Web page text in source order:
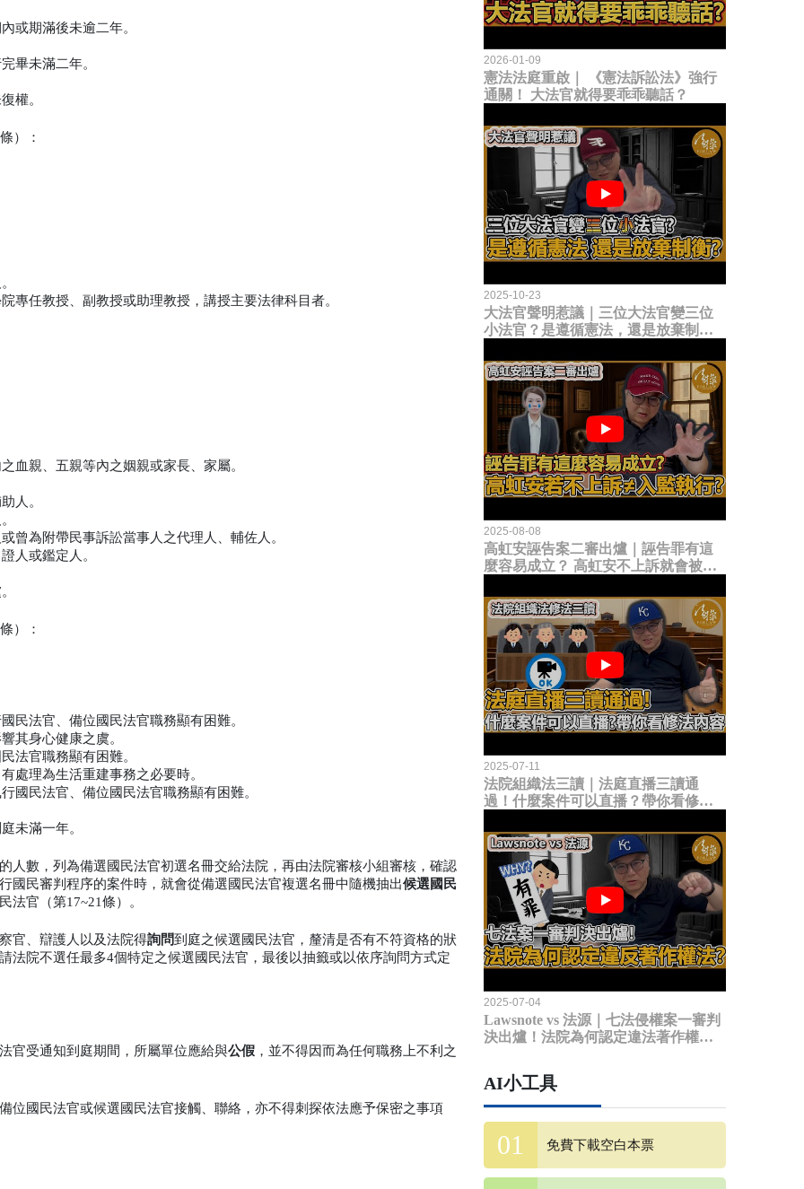
或期滿後未逾二年。
畢未滿二年。
權。
）：
專任教授、副教授或助理教授，講授主要法律科目者。
血親、五親等內之姻親或家長、家屬。
人。
曾為附帶民事訴訟當事人之代理人、輔佐人。
人或鑑定人。
）：
民法官、備位國民法官職務顯有困難。
其身心健康之虞。
法官職務顯有困難。
處理為生活重建事務之必要時。
國民法官、備位國民法官職務顯有困難。
未滿一年。
人數，列為備選國民法官初選名冊交給法院，再由法院審核小組審核，確認
國民審判程序的案件時，就會從備選國民法官複選名冊中隨機抽出候選國民
法官（第17~21條）。
官、辯護人以及法院得詢問到庭之候選國民法官，釐清是否有不符資格的狀
法院不選任最多4個特定之候選國民法官，最後以抽籤或以依序詢問方式定
官受通知到庭期間，所屬單位應給與公假 ，並不得因而為任何職務上不利之
位國民法官或候選國民法官接觸、聯絡，亦不得刺探依法應予保密之事項
2026-01-09
憲法法庭重啟｜ 《憲法訴訟法》強行
通關！ 大法官就得要乖乖聽話？
2025-10-23
大法官聲明惹議｜三位大法官變三位
小法官？是遵循憲法，還是放棄制衡
2025-08-08
高虹安誣告案二審出爐｜誣告罪有這
麼容易成立？ 高虹安不上訴就會被
2025-07-11
法院組織法三讀｜法庭直播三讀通
過！什麼案件可以直播？帶你看修法
2025-07-04
Lawsnote vs 法源｜七法侵權案一審判
決出爐！法院為何認定違法著作權
AI小工具
免費下載空白本票